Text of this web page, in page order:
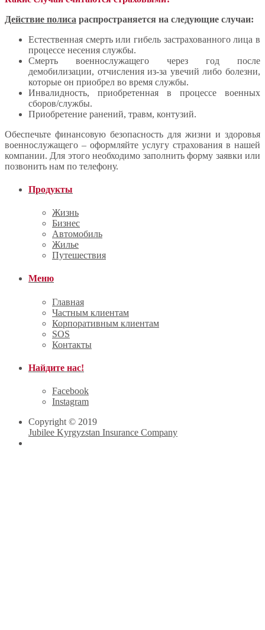
Действие полиса распространяется на следующие случаи:
Естественная смерть или гибель застрахованного лица в
процессе несения службы.
Смерть военнослужащего через год после
демобилизации, отчисления из-за увечий либо болезни,
которые он приобрел во время службы.
Инвалидность, приобретенная в процессе военных
сборов/службы.
Приобретение ранений, травм, контузий.
Обеспечьте финансовую безопасность для жизни и здоровья
военнослужащего – оформляйте услугу страхования в нашей
компании. Для этого необходимо заполнить форму заявки или
позвонить нам по телефону.
Продукты
Жизнь
Бизнес
Автомобиль
Жилье
Путешествия
Меню
Главная
Частным клиентам
Корпоративным клиентам
SOS
Контакты
Найдите нас!
Facebook
Instagram
Copyright © 2019
Jubilee Kyrgyzstan Insurance Company